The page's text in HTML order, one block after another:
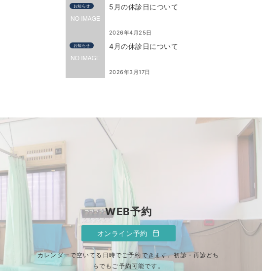
お知らせ 5月の休診日について
2026年4月25日
お知らせ 4月の休診日について
2026年3月17日
WEB予約
オンライン予約
カレンダーで空いてる日時でご予約できます。初診・再診どち
らでもご予約可能です。